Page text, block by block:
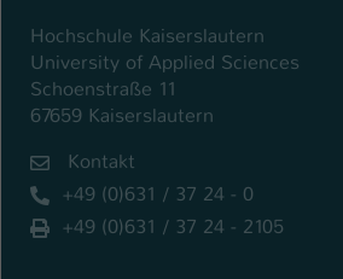
Hochschule Kaiserslautern
University of Applied Sciences
Schoenstraße 11
67659 Kaiserslautern
Kontakt
+49 (0)631 / 37 24 - 0
+49 (0)631 / 37 24 - 2105